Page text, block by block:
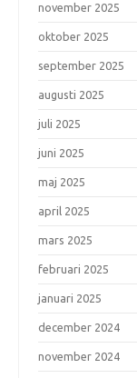
november 2025
oktober 2025
september 2025
augusti 2025
juli 2025
juni 2025
maj 2025
april 2025
mars 2025
februari 2025
januari 2025
december 2024
november 2024